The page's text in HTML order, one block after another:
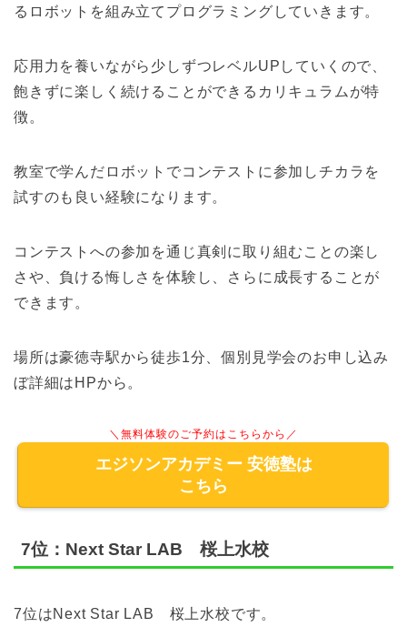
るロボットを組み立てプログラミングしていきます。
応用力を養いながら少しずつレベルUPしていくので、
飽きずに楽しく続けることができるカリキュラムが特
徴。
教室で学んだロボットでコンテストに参加しチカラを
試すのも良い経験になります。
コンテストへの参加を通じ真剣に取り組むことの楽し
さや、負ける悔しさを体験し、さらに成長することが
できます。
場所は豪徳寺駅から徒歩1分、個別見学会のお申し込み
ぼ詳細はHPから。
＼無料体験のご予約はこちらから／
エジソンアカデミー 安徳塾は
こちら
7位：Next Star LAB 桜上水校
7位はNext Star LAB 桜上水校です。